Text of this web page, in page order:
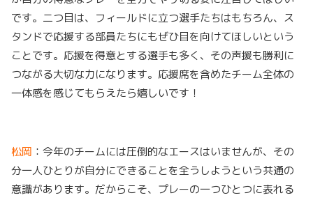
です。二つ目は、フィールドに立つ選手たちはもちろん、ス
タンドで応援する部員たちにもぜひ目を向けてほしいという
ことです。応援を得意とする選手も多く、その声援も勝利に
つながる大切な力になります。応援席を含めたチーム全体の
一体感を感じてもらえたら嬉しいです！
松岡 ：今年のチームには圧倒的なエースはいませんが、その
分一人ひとりが自分にできることを全うしようという共通の
意識があります。だからこそ、プレーの一つひとつに表れる